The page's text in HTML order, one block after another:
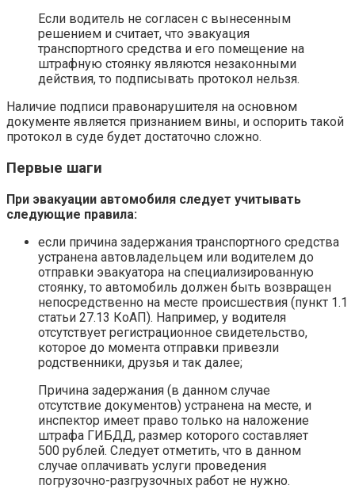
Если водитель не согласен с вынесенным
решением и считает, что эвакуация
транспортного средства и его помещение на
штрафную стоянку являются незаконными
действия, то подписывать протокол нельзя.
Наличие подписи правонарушителя на основном
документе является признанием вины, и оспорить такой
протокол в суде будет достаточно сложно.
Первые шаги
При эвакуации автомобиля следует учитывать
следующие правила:
если причина задержания транспортного средства
устранена автовладельцем или водителем до
отправки эвакуатора на специализированную
стоянку, то автомобиль должен быть возвращен
непосредственно на месте происшествия (пункт 1.1
статьи 27.13 КоАП). Например, у водителя
отсутствует регистрационное свидетельство,
которое до момента отправки привезли
родственники, друзья и так далее;
Причина задержания (в данном случае
отсутствие документов) устранена на месте, и
инспектор имеет право только на наложение
штрафа ГИБДД, размер которого составляет
500 рублей. Следует отметить, что в данном
случае оплачивать услуги проведения
погрузочно-разгрузочных работ не нужно.